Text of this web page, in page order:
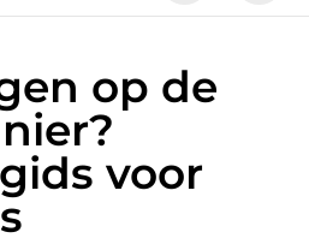
op de
voor